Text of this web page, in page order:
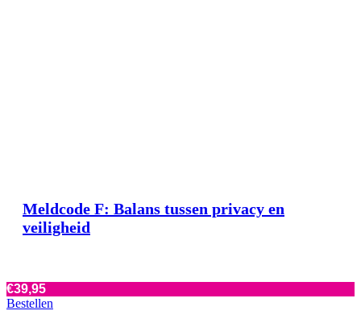
Meldcode F: Balans tussen privacy en
veiligheid
€39,95
Bestellen